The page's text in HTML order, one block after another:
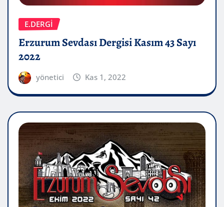
E.DERGİ
Erzurum Sevdası Dergisi Kasım 43 Sayı
2022
yönetici Kas 1, 2022